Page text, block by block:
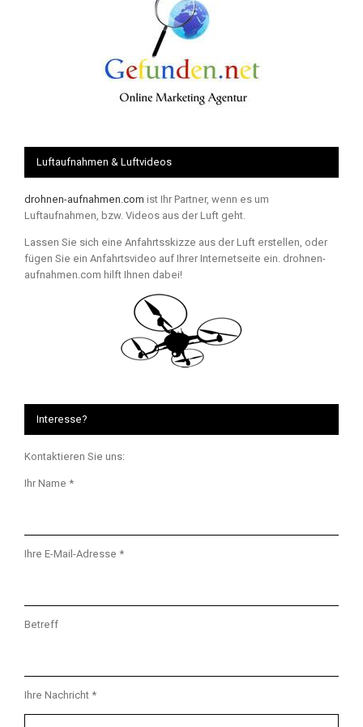
Luftaufnahmen & Luftvideos
drohnen-aufnahmen.com ist Ihr Partner, wenn es um
Luftaufnahmen, bzw. Videos aus der Luft geht.
Lassen Sie sich eine Anfahrtsskizze aus der Luft erstellen, oder
fügen Sie ein Anfahrtsvideo auf Ihrer Internetseite ein. drohnen-
aufnahmen.com hilft Ihnen dabei!
Interesse?
Kontaktieren Sie uns:
Ihr Name *
Ihre E-Mail-Adresse *
Betreff
Ihre Nachricht *